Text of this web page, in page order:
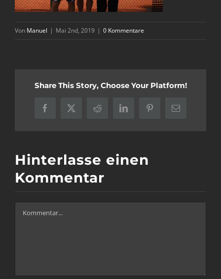
Von Manuel | Mai 2nd, 2019 | 0 Kommentare
Share This Story, Choose Your Platform!
Facebook
X Reddit LinkedInPinterest
E-
Hinterlasse einen
Kommentar
Kommentar